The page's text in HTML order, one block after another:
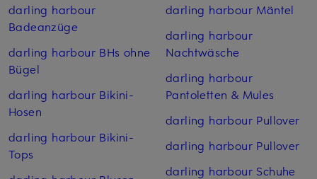
darling harbour
Badeanzüge
darling harbour BHs ohne
Bügel
darling harbour Bikini-
Hosen
darling harbour Bikini-
Tops
darling harbour Mäntel
darling harbour
Nachtwäsche
darling harbour
Pantoletten & Mules
darling harbour Pullover
darling harbour Pullover
darling harbour Schuhe